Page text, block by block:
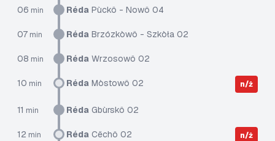
06 min Réda Pùckô - Nowô 04
07 min Réda Brzózkòwô - Szkòła 02
08 min Réda Wrzosowô 02
10 min Réda Mòstowô 02 n/ż
11 min Réda Gbùrskô 02
12 min Réda Cëchô 02 n/ż